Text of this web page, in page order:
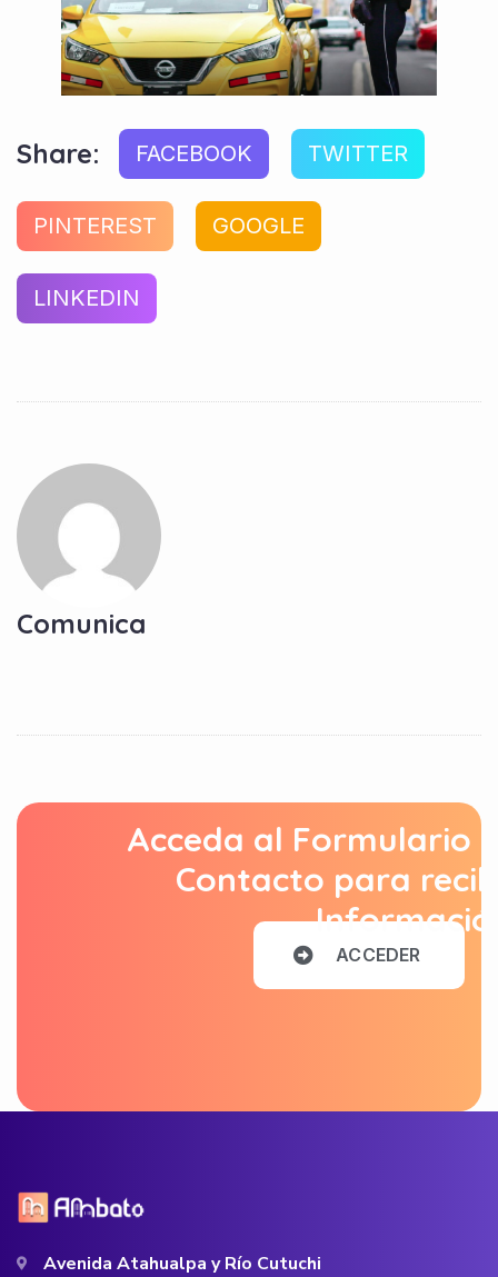
Share: FACEBOOK TWITTER
PINTEREST GOOGLE
LINKEDIN
Comunica
Acceda al Formulario
Contacto para
ACCEDER
Avenida Atahualpa y Río Cutuchi